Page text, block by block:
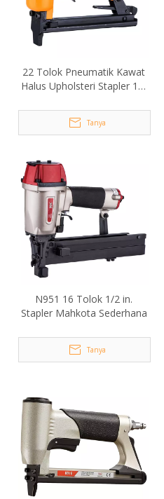
22 Tolok Pneumatik Kawat
Halus Upholsteri Stapler 16-
Tanya
N951 16 Tolok 1/2 in.
Stapler Mahkota Sederhana
Tanya